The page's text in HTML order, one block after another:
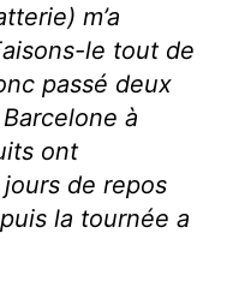
m’a
le tout de
passé deux
à
ont
de repos
la tournée a